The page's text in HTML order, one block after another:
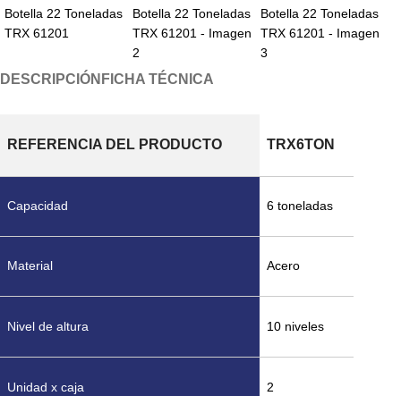
DESCRIPCIÓN FICHA TÉCNICA
REFERENCIA DEL PRODUCTO TRX6TON
Capacidad 6 toneladas
Material Acero
Nivel de altura 10 niveles
Unidad x caja 2